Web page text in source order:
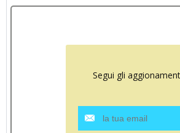
Segui gli